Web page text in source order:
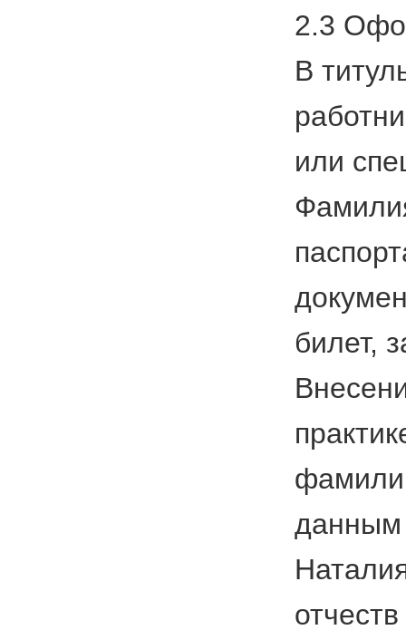
2.3
В
или
билет,
данным